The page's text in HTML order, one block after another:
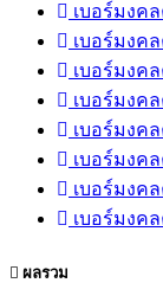
เบอร์มงค
เบอร์มงค
เบอร์มงค
เบอร์มงค
เบอร์มงค
เบอร์มงค
เบอร์มงค
เบอร์มงค
ผลรวม